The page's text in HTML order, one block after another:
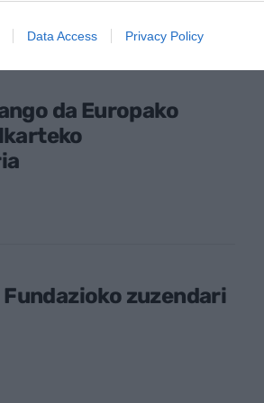
Data Access Privacy Policy
da Europako
zuzendari